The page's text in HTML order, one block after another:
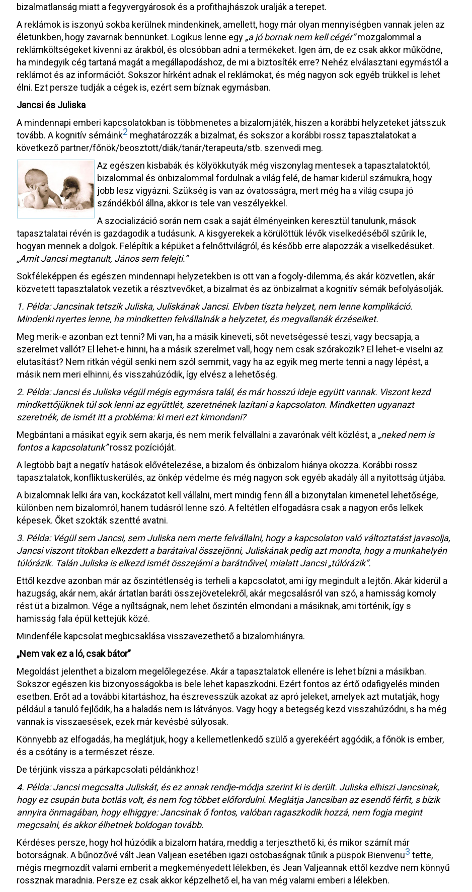
bizalmatlanság miatt a fegyvergyárosok és a profithajhászok uralják a terepet.
A reklámok is iszonyú sokba kerülnek mindenkinek, amellett, hogy már olyan mennyiségben vannak jelen az
életünkben, hogy zavarnak bennünket. Logikus lenne egy „a jó bornak nem kell cégér”mozgalommal a
reklámköltségeket kivenni az árakból, és olcsóbban adni a termékeket. Igen ám, de ez csak akkor működne,
ha mindegyik cég tartaná magát a megállapodáshoz, de mi a biztosíték erre? Nehéz elválasztani egymástól a
reklámot és az információt. Sokszor hírként adnak el reklámokat, és még nagyon sok egyéb trükkel is lehet
élni. Ezt persze tudják a cégek is, ezért sem bíznak egymásban.
Jancsi és Juliska
A mindennapi emberi kapcsolatokban is többmenetes a bizalomjáték, hiszen a korábbi helyzeteket játsszuk
tovább. A kognitív sémáink2 meghatározzák a bizalmat, és sokszor a korábbi rossz tapasztalatokat a
következő partner/főnök/beosztott/diák/tanár/terapeuta/stb. szenvedi meg.
Az egészen kisbabák és kölyökkutyák még viszonylag mentesek a tapasztalatoktól,
bizalommal és önbizalommal fordulnak a világ felé, de hamar kiderül számukra, hogy
jobb lesz vigyázni. Szükség is van az óvatosságra, mert még ha a világ csupa jó
szándékból állna, akkor is tele van veszélyekkel.
A szocializáció során nem csak a saját élményeinken keresztül tanulunk, mások
tapasztalatai révén is gazdagodik a tudásunk. A kisgyerekek a körülöttük lévők viselkedéséből szűrik le,
hogyan mennek a dolgok. Felépítik a képüket a felnőttvilágról, és később erre alapozzák a viselkedésüket.
„Amit Jancsi megtanult, János sem felejti.”
Sokféleképpen és egészen mindennapi helyzetekben is ott van a fogoly-dilemma, és akár közvetlen, akár
közvetett tapasztalatok vezetik a résztvevőket, a bizalmat és az önbizalmat a kognitív sémák befolyásolják.
1. Példa: Jancsinak tetszik Juliska, Juliskának Jancsi. Elvben tiszta helyzet, nem lenne komplikáció.
Mindenki nyertes lenne, ha mindketten felvállalnák a helyzetet, és megvallanák érzéseiket.
Meg merik-e azonban ezt tenni? Mi van, ha a másik kineveti, sőt nevetségessé teszi, vagy becsapja, a
szerelmet vallót? El lehet-e hinni, ha a másik szerelmet vall, hogy nem csak szórakozik? El lehet-e viselni az
elutasítást? Nem ritkán végül senki nem szól semmit, vagy ha az egyik meg merte tenni a nagy lépést, a
másik nem meri elhinni, és visszahúzódik, így elvész a lehetőség.
2. Példa: Jancsi és Juliska végül mégis egymásra talál, és már hosszú ideje együtt vannak. Viszont kezd
mindkettőjüknek túl sok lenni az együttlét, szeretnének lazítani a kapcsolaton. Mindketten ugyanazt
szeretnék, de ismét itt a probléma: ki meri ezt kimondani?
Megbántani a másikat egyik sem akarja, és nem merik felvállalni a zavarónak vélt közlést, a „neked nem is
fontos a kapcsolatunk”rossz pozícióját.
A legtöbb bajt a negatív hatások elővételezése, a bizalom és önbizalom hiánya okozza. Korábbi rossz
tapasztalatok, konfliktuskerülés, az önkép védelme és még nagyon sok egyéb akadály áll a nyitottság útjába.
A bizalomnak lelki ára van, kockázatot kell vállalni, mert mindig fenn áll a bizonytalan kimenetel lehetősége,
különben nem bizalomról, hanem tudásról lenne szó. A feltétlen elfogadásra csak a nagyon erős lelkek
képesek. Őket szokták szentté avatni.
3. Példa: Végül sem Jancsi, sem Juliska nem merte felvállalni, hogy a kapcsolaton való változtatást javasolja,
Jancsi viszont titokban elkezdett a barátaival összejönni, Juliskának pedig azt mondta, hogy a munkahelyén
túlórázik. Talán Juliska is elkezd ismét összejárni a barátnőivel, mialatt Jancsi „túlórázik”.
Ettől kezdve azonban már az őszintétlenség is terheli a kapcsolatot, ami így megindult a lejtőn. Akár kiderül a
hazugság, akár nem, akár ártatlan baráti összejövetelekről, akár megcsalásról van szó, a hamisság komoly
rést üt a bizalmon. Vége a nyíltságnak, nem lehet őszintén elmondani a másiknak, ami történik, így s
hamisság fala épül kettejük közé.
Mindenféle kapcsolat megbicsaklása visszavezethető a bizalomhiányra.
„Nem vak ez a ló, csak bátor”
Megoldást jelenthet a bizalom megelőlegezése. Akár a tapasztalatok ellenére is lehet bízni a másikban.
Sokszor egészen kis bizonyosságokba is bele lehet kapaszkodni. Ezért fontos az értő odafigyelés minden
esetben. Erőt ad a további kitartáshoz, ha észrevesszük azokat az apró jeleket, amelyek azt mutatják, hogy
például a tanuló fejlődik, ha a haladás nem is látványos. Vagy hogy a betegség kezd visszahúzódni, s ha még
vannak is visszaesések, ezek már kevésbé súlyosak.
Könnyebb az elfogadás, ha meglátjuk, hogy a kellemetlenkedő szülő a gyerekéért aggódik, a főnök is ember,
és a csótány is a természet része.
De térjünk vissza a párkapcsolati példánkhoz!
4. Példa: Jancsi megcsalta Juliskát, és ez annak rendje-módja szerint ki is derült. Juliska elhiszi Jancsinak,
hogy ez csupán buta botlás volt, és nem fog többet előfordulni. Meglátja Jancsiban az esendő férfit, s bízik
annyira önmagában, hogy elhiggye: Jancsinak ő fontos, valóban ragaszkodik hozzá, nem fogja megint
megcsalni, és akkor élhetnek boldogan tovább.
Kérdéses persze, hogy hol húzódik a bizalom határa, meddig a terjeszthető ki, és mikor számít már
botorságnak. A bűnözővé vált Jean Valjean esetében igazi ostobaságnak tűnik a püspök Bienvenu3 tette,
mégis megmozdít valami emberit a megkeményedett lélekben, és Jean Valjeannak ettől kezdve nem könnyű
rossznak maradnia. Persze ez csak akkor képzelhető el, ha van még valami emberi a lélekben.